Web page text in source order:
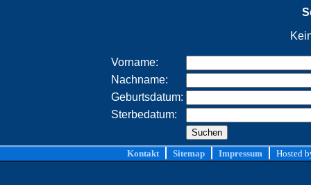
Vorname:
Nachname:
Geburtsdatum:
Sterbedatum:
Kontakt Sitemap Impressum Hosted